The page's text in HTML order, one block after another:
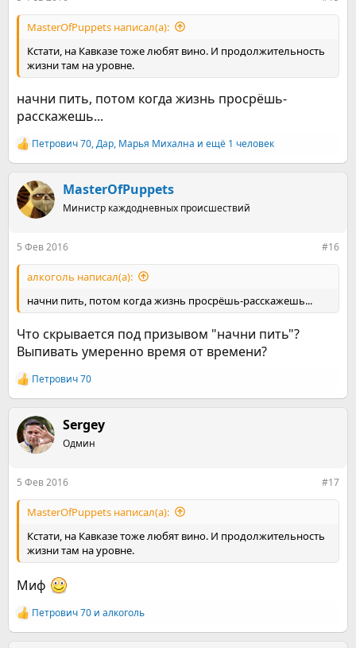
MasterOfPuppets написал(а):
Кстати, на Кавказе тоже любят вино. И продолжительность
жизни там на уровне.
начни пить, потом когда жизнь просрёшь-
расскажешь...
Р
е
к
ц
и
Петрович 70,Дар, Марья Михална и ещё 1 человек
MasterOfPuppets
Министр каждодневных происшествий
5 Фев 2016 #16
алкоголь написал(а):
начни пить, потом когда жизнь просрёшь-расскажешь...
Что скрывается под призывом "начни пить"?
Выпивать умеренно время от времени?
Р
е
к
ц
и
Петрович 70
Sergey
Одмин
5 Фев 2016 #17
MasterOfPuppets написал(а):
Кстати, на Кавказе тоже любят вино. И продолжительность
жизни там на уровне.
Миф
Р
е
Петрович 70 и алкоголь